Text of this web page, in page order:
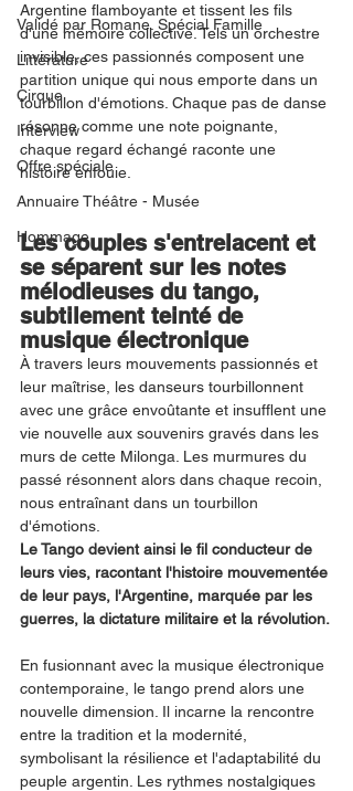
Validé par Romane. Spécial Famille
Littérature
Cirque
Interview
Offre spéciale
Annuaire Théâtre - Musée
Hommage
Argentine flamboyante et tissent les fils
d'une mémoire collective. Tels un orchestre
invisible, ces passionnés composent une
partition unique qui nous emporte dans un
tourbillon d'émotions. Chaque pas de danse
résonne comme une note poignante,
chaque regard échangé raconte une
histoire enfouie.
Les couples s'entrelacent et
se séparent sur les notes
mélodieuses du tango,
subtilement teinté de
musique électronique
À travers leurs mouvements passionnés et
leur maîtrise, les danseurs tourbillonnent
avec une grâce envoûtante et insufflent une
vie nouvelle aux souvenirs gravés dans les
murs de cette Milonga. Les murmures du
passé résonnent alors dans chaque recoin,
nous entraînant dans un tourbillon
d'émotions.
Le Tango devient ainsi le fil conducteur de
leurs vies, racontant l'histoire mouvementée
de leur pays, l'Argentine, marquée par les
guerres, la dictature militaire et la révolution.
En fusionnant avec la musique électronique
contemporaine, le tango prend alors une
nouvelle dimension. Il incarne la rencontre
entre la tradition et la modernité,
symbolisant la résilience et l'adaptabilité du
peuple argentin. Les rythmes nostalgiques